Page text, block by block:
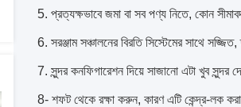
5. প্রত্যক্ষভাবে জমা বা সব পণ্য নিতে, কোন
6. সরঞ্জাম সঞ্চালনের বিরতি সিস্টেমের সাথে
7. সুন্দর কনফিগারেশন দিয়ে সাজানো এটা খুব সুন্দর
8- শফট থেকে রক্ষা করুন, কারণ এটি কেন্দ্র-লক করা